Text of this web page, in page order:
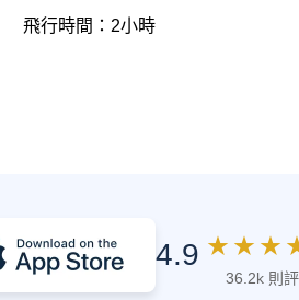
飛行時間：2小時
4.9 ★ ★ ★
36.2k 則